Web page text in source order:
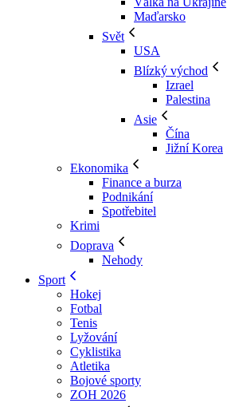
Maďarsko
Svět
USA
Blízký východ
Izrael
Palestina
Asie
Čína
Jižní Korea
Ekonomika
Finance a burza
Podnikání
Spotřebitel
Krimi
Doprava
Nehody
Sport
Hokej
Fotbal
Tenis
Lyžování
Cyklistika
Atletika
Bojové sporty
ZOH 2026